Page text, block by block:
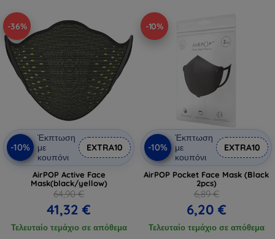
-36%
-10%
Έκπτωση
με
κουπόνι
EXTRA10
AirPOP Active Face
Mask(black/yellow)
64,90 €
41,32 €
Τελευταίο τεμάχιο σε απόθεμα
-10%
-10%
Έκπτωση
με
κουπόνι
EXTRA10
AirPOP Pocket Face Mask (Black
2pcs)
6,89 €
6,20 €
Τελευταίο τεμάχιο σε απόθεμα